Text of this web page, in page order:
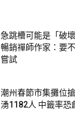
急跳槽可能是「破
暢銷禪師作家：要
嘗試
潮州春節市集攤位
湧1182人 中籤率恐